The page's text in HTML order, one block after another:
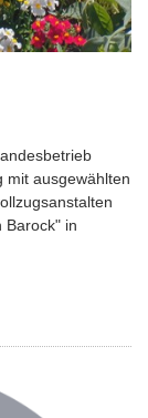
mit ausgewählten
Barock" in